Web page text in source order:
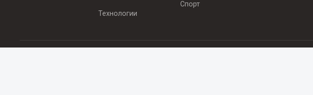
Технологии
Спорт